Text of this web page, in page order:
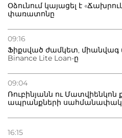
Օձունում կայացել է
փառատոնը
09:16
Ֆիքսված ժամկետ, միանվագ
Binance Lite Loan-ը
09:04
Ռուբինյանն ու Մատվիենկոն
ապրանքների
16:15